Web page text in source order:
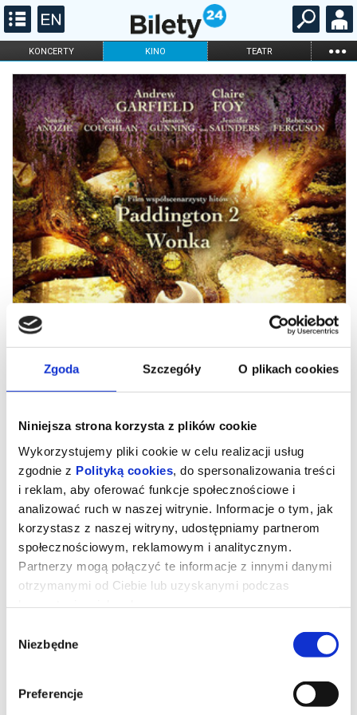
Zgoda Szczegóły O plikach cookies
Niniejsza strona korzysta z plików cookie
Wykorzystujemy pliki cookie w celu realizacji usług
zgodnie z Polityką cookies , do spersonalizowania treści
i reklam, aby oferować funkcje społecznościowe i
analizować ruch w naszej witrynie. Informacje o tym, jak
korzystasz z naszej witryny, udostępniamy partnerom
społecznościowym, reklamowym i analitycznym.
Partnerzy mogą połączyć te informacje z innymi danymi
otrzymanymi od Ciebie lub uzyskanymi podczas
zgody
Niezbędne
Preferencje
KONCERTY KINO TEATR ...
FILHARMONIA OPERA I BALET
STAND-UP
DLA DZIECI
ONLINE KARNETY
Drzewo magii
Współczesna rodzina przeprowadza się na wieś, gdzie dzieci
odkrywają magiczne drzewo zamieszkane przez ekscentryczne
więzi. Polly i Tim wraz z trójką dzieci to współczesna rodzina,
która staje przed koniecznością przeprowadzenia się na odległą
angielską prowincję. Wkrótce po przyjeździe okazuje się, że